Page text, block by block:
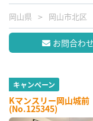
岡山県 岡山市北区
お問合わせ
キャンペーン
Kマンスリー岡山城前
(No.125345)